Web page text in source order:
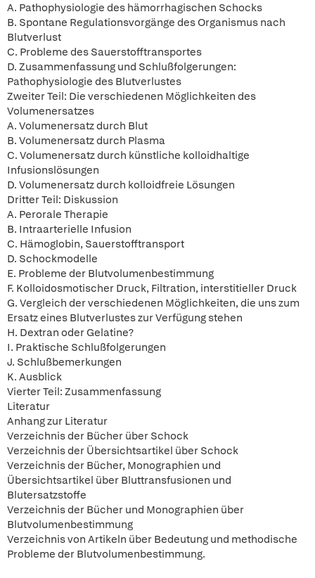
A. Pathophysiologie des hämorrhagischen Schocks
B. Spontane Regulationsvorgänge des Organismus nach
Blutverlust
C. Probleme des Sauerstofftransportes
D. Zusammenfassung und Schlußfolgerungen:
Pathophysiologie des Blutverlustes
Zweiter Teil: Die verschiedenen Möglichkeiten des
Volumenersatzes
A. Volumenersatz durch Blut
B. Volumenersatz durch Plasma
C. Volumenersatz durch künstliche kolloidhaltige
Infusionslösungen
D. Volumenersatz durch kolloidfreie Lösungen
Dritter Teil: Diskussion
A. Perorale Therapie
B. Intraarterielle Infusion
C. Hämoglobin, Sauerstofftransport
D. Schockmodelle
E. Probleme der Blutvolumenbestimmung
F. Kolloidosmotischer Druck, Filtration, interstitieller Druck
G. Vergleich der verschiedenen Möglichkeiten, die uns zum
Ersatz eines Blutverlustes zur Verfügung stehen
H. Dextran oder Gelatine?
I. Praktische Schlußfolgerungen
J. Schlußbemerkungen
K. Ausblick
Vierter Teil: Zusammenfassung
Literatur
Anhang zur Literatur
Verzeichnis der Bücher über Schock
Verzeichnis der Übersichtsartikel über Schock
Verzeichnis der Bücher, Monographien und
Übersichtsartikel über Bluttransfusionen und
Blutersatzstoffe
Verzeichnis der Bücher und Monographien über
Blutvolumenbestimmung
Verzeichnis von Artikeln über Bedeutung und methodische
Probleme der Blutvolumenbestimmung.